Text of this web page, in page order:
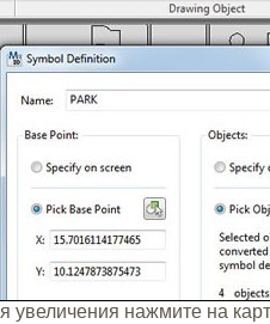
увеличения нажмите на